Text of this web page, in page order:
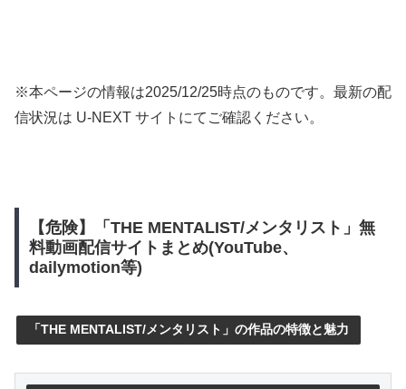
※本ページの情報は2025/12/25時点のものです。最新の配
信状況は U-NEXT サイトにてご確認ください。
【危険】「THE MENTALIST/メンタリスト」無
料動画配信サイトまとめ(YouTube、
dailymotion等)
「THE MENTALIST/メンタリスト」の作品の特徴と魅力